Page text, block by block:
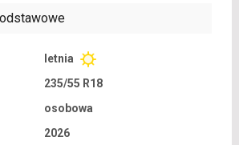
letnia
235/55 R18
osobowa
2026